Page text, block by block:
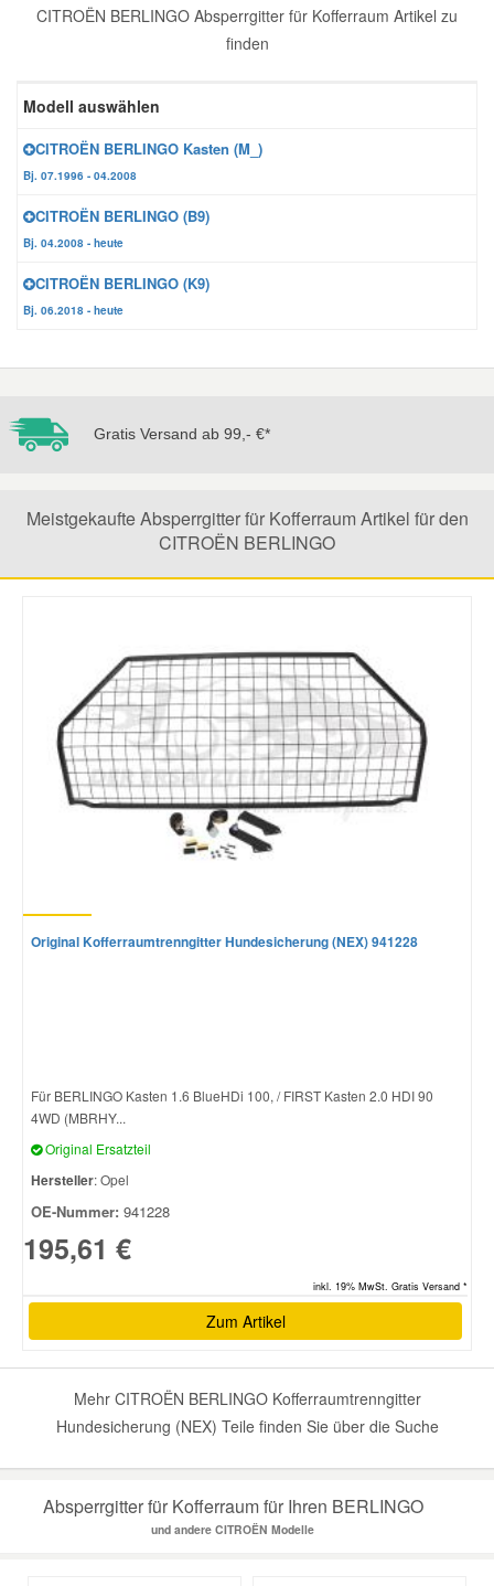
CITROËN BERLINGO Absperrgitter für Kofferraum Artikel zu
finden
Modell auswählen
CITROËN BERLINGO Kasten (M_)
Bj. 07.1996 - 04.2008
CITROËN BERLINGO (B9)
Bj. 04.2008 - heute
CITROËN BERLINGO (K9)
Bj. 06.2018 - heute
Gratis Versand ab 99,- €*
Meistgekaufte Absperrgitter für Kofferraum Artikel für den
CITROËN BERLINGO
Original Kofferraumtrenngitter Hundesicherung (NEX) 941228
Für BERLINGO Kasten 1.6 BlueHDi 100, / FIRST Kasten 2.0 HDI 90
4WD (MBRHY...
Original Ersatzteil
Hersteller: Opel
OE-Nummer: 941228
195,61 €
inkl. 19% MwSt. Gratis Versand *
Zum Artikel
Mehr CITROËN BERLINGO Kofferraumtrenngitter
Hundesicherung (NEX) Teile finden Sie über die Suche
Absperrgitter für Kofferraum für Ihren BERLINGO
und andere CITROËN Modelle
Zündanlage und Glühanlage
Karosserie Werkzeug
Werkstattbedarf
Winter-Autozubehör
Daihatsu Ersatzteile
Honda Ersatzteile
Hyundai Ersatzteile
Kia Ersatzteile
Mazda Ersatzteile
Mini Ersatzteile
Mitsubishi Ersatzteile
Nissan Ersatzteile
Porsche Ersatzteile
Seat Ersatzteile
Suzuki Ersatzteile
Toyota Ersatzteile
Vauxhall Ersatzteile
Volvo Ersatzteile